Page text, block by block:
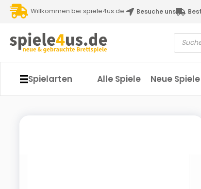
Willkommen bei spiele4us.de Besuche uns
Spielarten Alle Spiele Neue Spiele